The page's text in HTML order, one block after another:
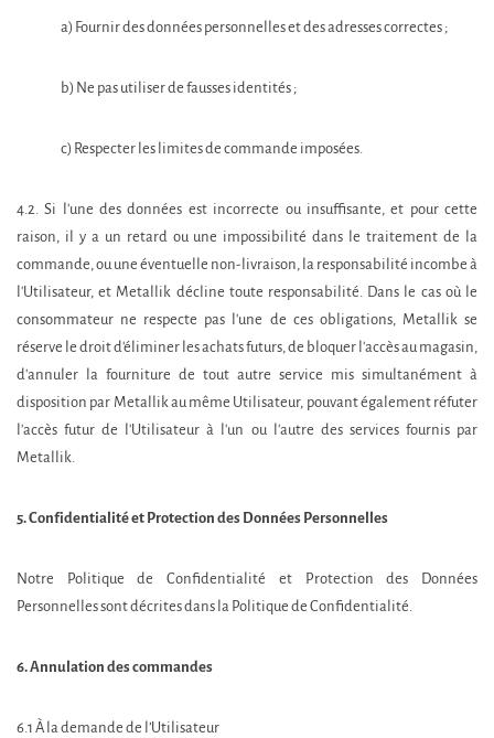
a) Fournir des données personnelles et des adresses correctes ;
b) Ne pas utiliser de fausses identités ;
c) Respecter les limites de commande imposées.
4.2. Si l'une des données est incorrecte ou insuffisante, et pour cette
raison, il y a un retard ou une impossibilité dans le traitement de la
commande, ou une éventuelle non-livraison, la responsabilité incombe à
l'Utilisateur, et Metallik décline toute responsabilité. Dans le cas où le
consommateur ne respecte pas l'une de ces obligations, Metallik se
réserve le droit d'éliminer les achats futurs, de bloquer l'accès au magasin,
d'annuler la fourniture de tout autre service mis simultanément à
disposition par Metallik au même Utilisateur, pouvant également réfuter
l'accès futur de l'Utilisateur à l'un ou l'autre des services fournis par
Metallik.
5. Confidentialité et Protection des Données Personnelles
Notre Politique de Confidentialité et Protection des Données
Personnelles sont décrites dans la Politique de Confidentialité.
6. Annulation des commandes
6.1 À la demande de l’Utilisateur